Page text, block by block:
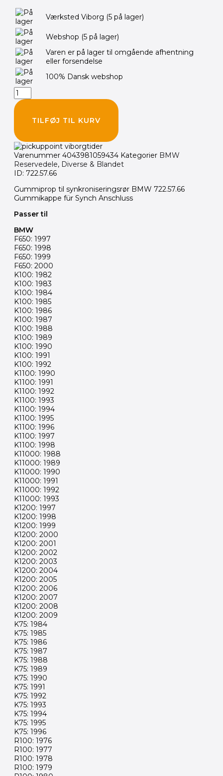
Værksted Viborg (5 på lager)
Webshop (5 på lager)
Varen er på lager til omgående afhentning
eller forsendelse
100% Dansk webshop
Gummiprop
til
synkroniseringsrør
BMW
K/R/F
antal
TILFØJ TIL KURV
Varenummer 4043981059434 Kategorier BMW
Reservedele, Diverse & Blandet
ID: 722.57.66
Gummiprop til synkroniseringsrør BMW 722.57.66
Gummikappe für Synch Anschluss
Passer til
BMW
F650: 1997
F650: 1998
F650: 1999
F650: 2000
K100: 1982
K100: 1983
K100: 1984
K100: 1985
K100: 1986
K100: 1987
K100: 1988
K100: 1989
K100: 1990
K100: 1991
K100: 1992
K1100: 1990
K1100: 1991
K1100: 1992
K1100: 1993
K1100: 1994
K1100: 1995
K1100: 1996
K1100: 1997
K1100: 1998
K11000: 1988
K11000: 1989
K11000: 1990
K11000: 1991
K11000: 1992
K11000: 1993
K1200: 1997
K1200: 1998
K1200: 1999
K1200: 2000
K1200: 2001
K1200: 2002
K1200: 2003
K1200: 2004
K1200: 2005
K1200: 2006
K1200: 2007
K1200: 2008
K1200: 2009
K75: 1984
K75: 1985
K75: 1986
K75: 1987
K75: 1988
K75: 1989
K75: 1990
K75: 1991
K75: 1992
K75: 1993
K75: 1994
K75: 1995
K75: 1996
R100: 1976
R100: 1977
R100: 1978
R100: 1979